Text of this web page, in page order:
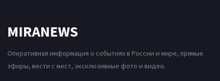
MIRANEWS
Оперативная информация о событиях в России и мире, прямые
эфиры, вести с мест, эксклюзивные фото и видео.